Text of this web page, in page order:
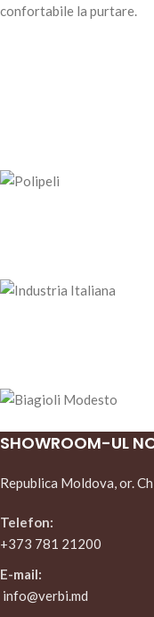
confortabile la purtare.
SHOWROOM-UL
Republica Moldova, or.
Telefon:
+373 781 21200
E-mail:
info@verbi.md